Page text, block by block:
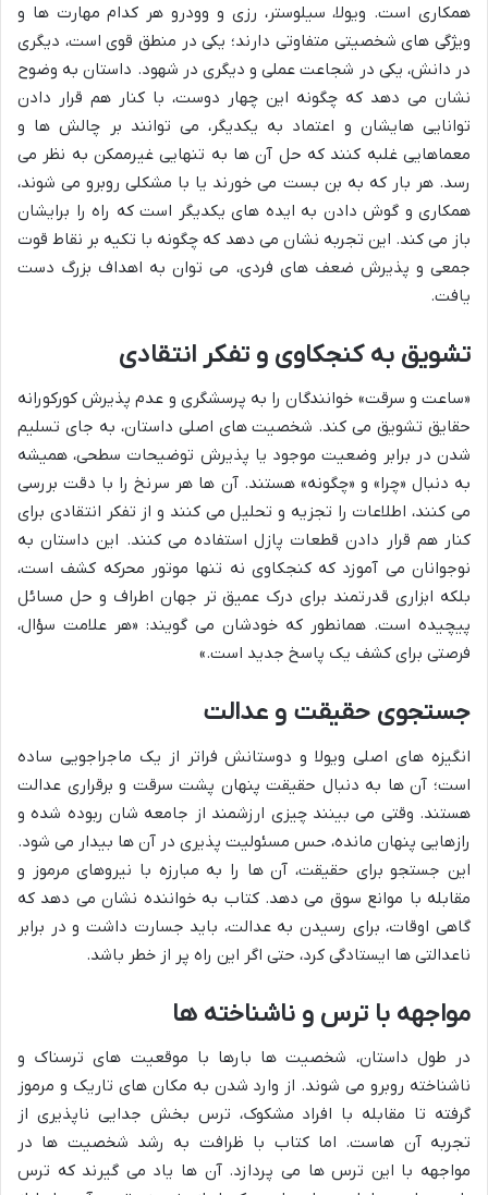
همکاری است. ویولا، سیلوستر، رزی و وودرو هر کدام مهارت ها و
ویژگی های شخصیتی متفاوتی دارند؛ یکی در منطق قوی است، دیگری
در دانش، یکی در شجاعت عملی و دیگری در شهود. داستان به وضوح
نشان می دهد که چگونه این چهار دوست، با کنار هم قرار دادن
توانایی هایشان و اعتماد به یکدیگر، می توانند بر چالش ها و
معماهایی غلبه کنند که حل آن ها به تنهایی غیرممکن به نظر می
رسد. هر بار که به بن بست می خورند یا با مشکلی روبرو می شوند،
همکاری و گوش دادن به ایده های یکدیگر است که راه را برایشان
باز می کند. این تجربه نشان می دهد که چگونه با تکیه بر نقاط قوت
جمعی و پذیرش ضعف های فردی، می توان به اهداف بزرگ دست
یافت.
تشویق به کنجکاوی و تفکر انتقادی
«ساعت و سرقت» خوانندگان را به پرسشگری و عدم پذیرش کورکورانه
حقایق تشویق می کند. شخصیت های اصلی داستان، به جای تسلیم
شدن در برابر وضعیت موجود یا پذیرش توضیحات سطحی، همیشه
به دنبال «چرا» و «چگونه» هستند. آن ها هر سرنخ را با دقت بررسی
می کنند، اطلاعات را تجزیه و تحلیل می کنند و از تفکر انتقادی برای
کنار هم قرار دادن قطعات پازل استفاده می کنند. این داستان به
نوجوانان می آموزد که کنجکاوی نه تنها موتور محرکه کشف است،
بلکه ابزاری قدرتمند برای درک عمیق تر جهان اطراف و حل مسائل
پیچیده است. همانطور که خودشان می گویند: «هر علامت سؤال،
فرصتی برای کشف یک پاسخ جدید است.»
جستجوی حقیقت و عدالت
انگیزه های اصلی ویولا و دوستانش فراتر از یک ماجراجویی ساده
است؛ آن ها به دنبال حقیقت پنهان پشت سرقت و برقراری عدالت
هستند. وقتی می بینند چیزی ارزشمند از جامعه شان ربوده شده و
رازهایی پنهان مانده، حس مسئولیت پذیری در آن ها بیدار می شود.
این جستجو برای حقیقت، آن ها را به مبارزه با نیروهای مرموز و
مقابله با موانع سوق می دهد. کتاب به خواننده نشان می دهد که
گاهی اوقات، برای رسیدن به عدالت، باید جسارت داشت و در برابر
ناعدالتی ها ایستادگی کرد، حتی اگر این راه پر از خطر باشد.
مواجهه با ترس و ناشناخته ها
در طول داستان، شخصیت ها بارها با موقعیت های ترسناک و
ناشناخته روبرو می شوند. از وارد شدن به مکان های تاریک و مرموز
گرفته تا مقابله با افراد مشکوک، ترس بخش جدایی ناپذیری از
تجربه آن هاست. اما کتاب با ظرافت به رشد شخصیت ها در
مواجهه با این ترس ها می پردازد. آن ها یاد می گیرند که ترس